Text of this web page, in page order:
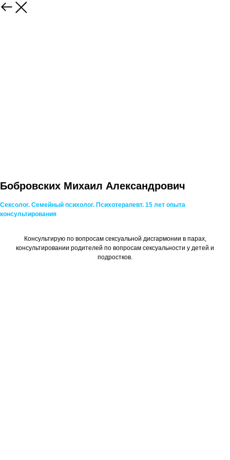
Бобровских Михаил Александрович
Сексолог. Семейный психолог. Психотерапевт. 15 лет опыта
консультирования
Консультирую по вопросам сексуальной дисгармонии в парах,
консультировании родителей по вопросам сексуальности у детей и
подростков.